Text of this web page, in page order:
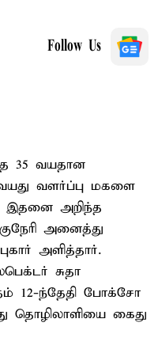
Follow Us
35 வயதான
வளர்ப்பு மகளை
இதனை அறிந்த
அனைத்து
அளித்தார்.
சுதா
12-ந்தேதி போக்சோ
தொழிலாளியை கைது